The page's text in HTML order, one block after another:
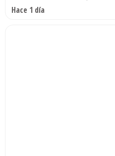
Hace 1 día